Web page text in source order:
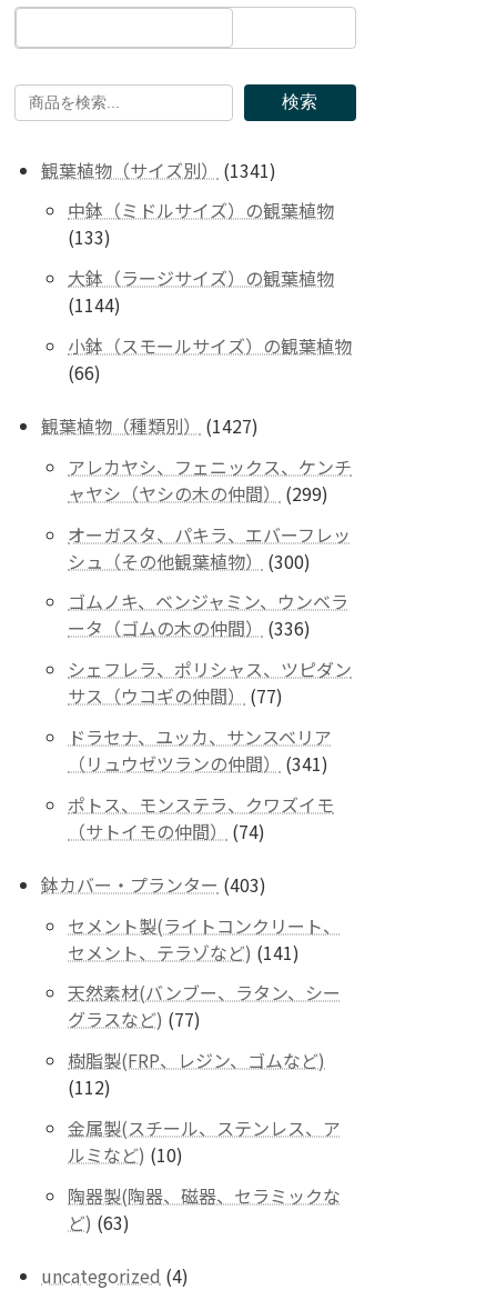
検索
観葉植物（サイズ別） 13411341
の
品
中鉢（ミドルサイズ）の観葉植物
133133
の
商
品
大鉢（ラージサイズ）の観葉植物
11441144
の
小鉢（スモールサイズ）の観葉植物
6666
の
品
観葉植物（種類別） 14271427
の
商
品
アレカヤシ、フェニックス、ケンチ
ャヤシ（ヤシの木の仲間）
299299
の
品
オーガスタ、パキラ、エバーフレッ
シュ（その他観葉植物）
300300
の
商
品
ゴムノキ、ベンジャミン、ウンベラ
ータ（ゴムの木の仲間）
336336
の
品
シェフレラ、ポリシャス、ツピダン
サス（ウコギの仲間）
7777
の
商
品
ドラセナ、ユッカ、サンスベリア
（リュウゼツランの仲間）
341341
の
ポトス、モンステラ、クワズイモ
（サトイモの仲間）
7474
の
品
鉢カバー・プランター 403403
の
商
品
セメント製(ライトコンクリート、
セメント、テラゾなど) 141141
の
品
天然素材(バンブー、ラタン、シー
グラスなど) 7777
の
品
樹脂製(FRP、レジン、ゴムなど)
112112
の
商
品
金属製(スチール、ステンレス、ア
ルミなど) 1010
の
陶器製(陶器、磁器、セラミックな
ど) 6363
の
uncategorized 44